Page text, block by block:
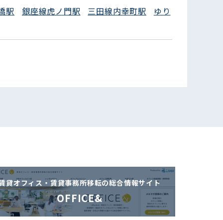
駅 銀座線虎ノ門駅 三田線内幸町駅
ゆり
貸オフィス・賃貸事務所移転の総合情報サイト
OFFICE&